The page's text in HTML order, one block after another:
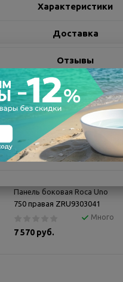
Характеристики
Доставка
Отзывы
"Uno"
Панель боковая Roca Uno
750 правая ZRU9303041
Много
7 570 руб.